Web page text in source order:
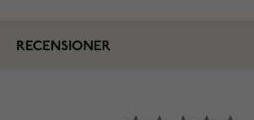
RECENSIONER